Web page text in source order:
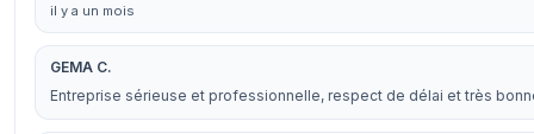
il y a un mois
GEMA C.
Entreprise sérieuse et professionnelle, respect de délai et très